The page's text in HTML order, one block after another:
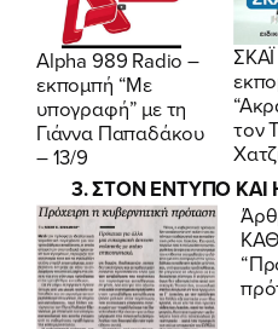
Alpha 989 Radio –
εκπομπή “Με
υπογραφή” με τη
Γιάννα Παπαδάκου
– 13/9
τον
3. ΣΤΟΝ ΕΝΤΥΠΟ